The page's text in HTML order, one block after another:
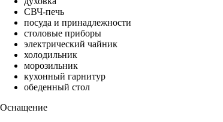
СВЧ-печь
посуда и принадлежности
столовые приборы
электрический чайник
холодильник
морозильник
кухонный гарнитур
обеденный стол
Оснащение